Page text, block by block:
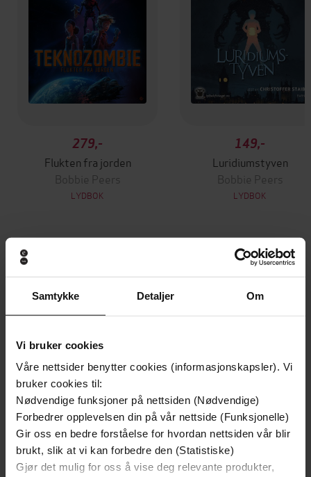
Samtykke Detaljer Om
Vi bruker cookies
Våre nettsider benytter cookies (informasjonskapsler). Vi
bruker cookies til:
Nødvendige funksjoner på nettsiden (Nødvendige)
Forbedrer opplevelsen din på vår nettside (Funksjonelle)
Gir oss en bedre forståelse for hvordan nettsiden vår blir
brukt, slik at vi kan forbedre den (Statistiske)
Gjør det mulig for oss å vise deg relevante produkter,
279,-
Flukten fra jorden
Bobbie Peers
LYDBOK
149,-
Luridiumstyven
Bobbie Peers
LYDBOK
Andre har også kjøpt